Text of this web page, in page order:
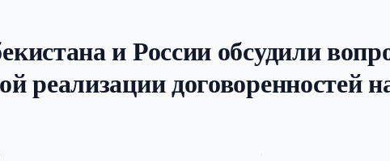
и России обсудили
реализации договоренностей